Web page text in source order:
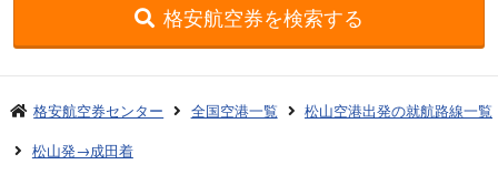
格安航空券を検索する
格安航空券センター 全国空港一覧
松山空港出発の就航路線一覧
松山発→成田着